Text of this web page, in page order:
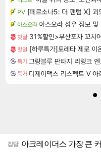
PV [페르소나5: 더 팬텀 X] 괴
아스오라 아스오라 성우 정보 및
핫딜 31%할인>부산포차 꼬
핫딜 [하루특가]토레타 제로
특가
특가
잡담 아크레이더스 가장 큰